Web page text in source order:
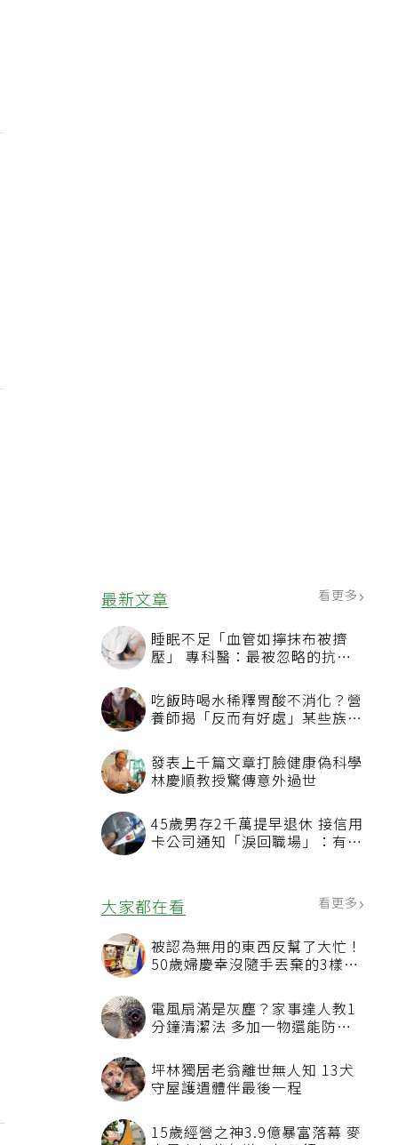
最新文章 看更多
睡眠不足「血管如擰抹布被擠
壓」 專科醫：最被忽略的抗老
吃飯時喝水稀釋胃酸不消化？營
養師揭「反而有好處」某些族群
發表上千篇文章打臉健康偽科學
林慶順教授驚傳意外過世
45歲男存2千萬提早退休 接信用
卡公司通知「淚回職場」：有錢
大家都在看 看更多
被認為無用的東西反幫了大忙！
50歲婦慶幸沒隨手丟棄的3樣物
電風扇滿是灰塵？家事達人教1
分鐘清潔法 多加一物還能防髒
坪林獨居老翁離世無人知 13犬
守屋護遺體伴最後一程